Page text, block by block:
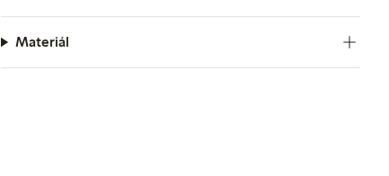
Materiál